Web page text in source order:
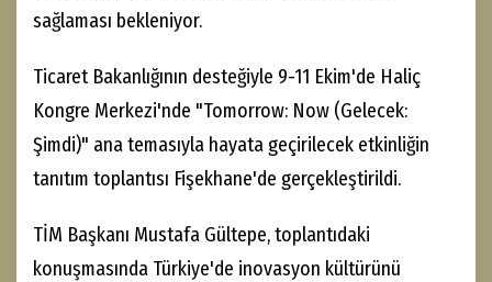
sağlaması bekleniyor.
Ticaret Bakanlığının desteğiyle 9-11 Ekim'de Haliç
Kongre Merkezi'nde "Tomorrow: Now (Gelecek:
Şimdi)" ana temasıyla hayata geçirilecek etkinliğin
tanıtım toplantısı Fişekhane'de gerçekleştirildi.
TİM Başkanı Mustafa Gültepe, toplantıdaki
konuşmasında Türkiye'de inovasyon kültürünü